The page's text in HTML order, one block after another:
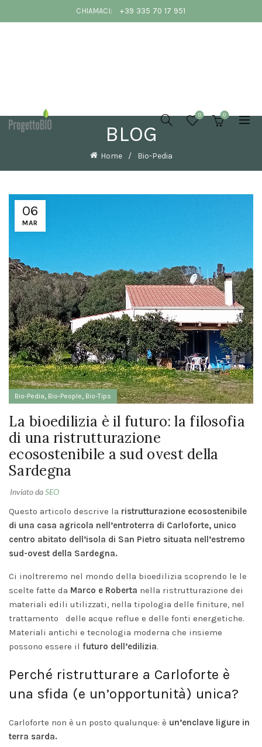
CHIAMACI: +39 335 70 17 951
0 0
BLOG
Home Bio-Pedia
06
MAR
Bio-Pedia, Bio-People, Bio-Tips
La bioedilizia è il futuro: la filosofia
di una ristrutturazione
ecosostenibile a sud ovest della
Sardegna
Inviato daSEO
Questo articolo descrive la ristrutturazione ecosostenibile
di una casa agricola nell’entroterra di Carloforte, unico
centro abitato dell’isola di San Pietro situata nell’estremo
sud-ovest della Sardegna.
Ci inoltreremo nel mondo della bioedilizia scoprendo le le
scelte fatte da Marco e Roberta nella ristrutturazione dei
materiali edili utilizzati, nella tipologia delle finiture, nel
trattamento delle acque reflue e delle fonti energetiche.
Materiali antichi e tecnologia moderna che insieme
possono essere il futuro dell’edilizia.
Perché ristrutturare a Carloforte è
una sfida (e un’opportunità) unica?
Carloforte non è un posto qualunque: è un’enclave ligure in
terra sarda.
LE PARETI
DI CASA IN
PRIMAVERA:
2026
Comments
LA
FUTURO:
SUD
6 Marzo
TENDENZE
PITTURE
PER
INTERNI
Gennaio
2026 No
Comments